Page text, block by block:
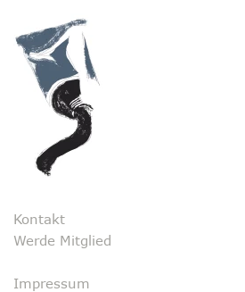
Kontakt
Werde Mitglied
Impressum